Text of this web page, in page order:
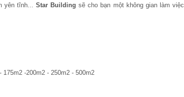
yên tĩnh... Star Buildingsẽ cho bạn một không gian làm việc
-200m2 - 250m2 - 500m2